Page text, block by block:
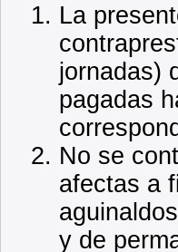
La
jornadas)
pagadas
No se
afectas a
y de